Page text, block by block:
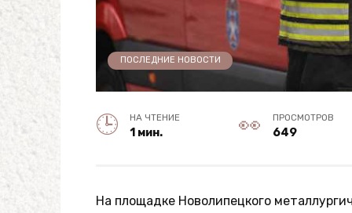
ПОСЛЕДНИЕ НОВОСТИ
НА ЧТЕНИЕ
1 мин.
ПРОСМОТРОВ
649
На площадке Новолипецкого